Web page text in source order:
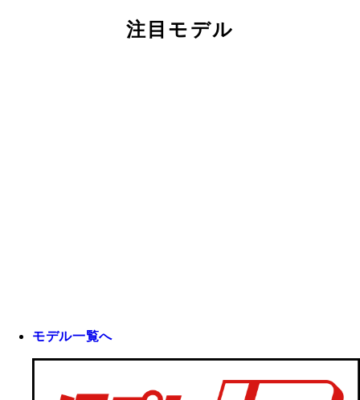
注目モデル
モデル一覧へ